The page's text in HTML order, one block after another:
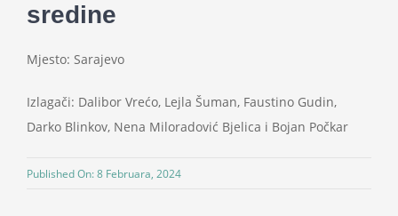
Publikacije
sredine
Mjesto: Sarajevo
Izlagači: Dalibor Vrećo, Lejla Šuman, Faustino Gudin,
Darko Blinkov, Nena Miloradović Bjelica i Bojan Počkar
Published On: 8 Februara, 2024